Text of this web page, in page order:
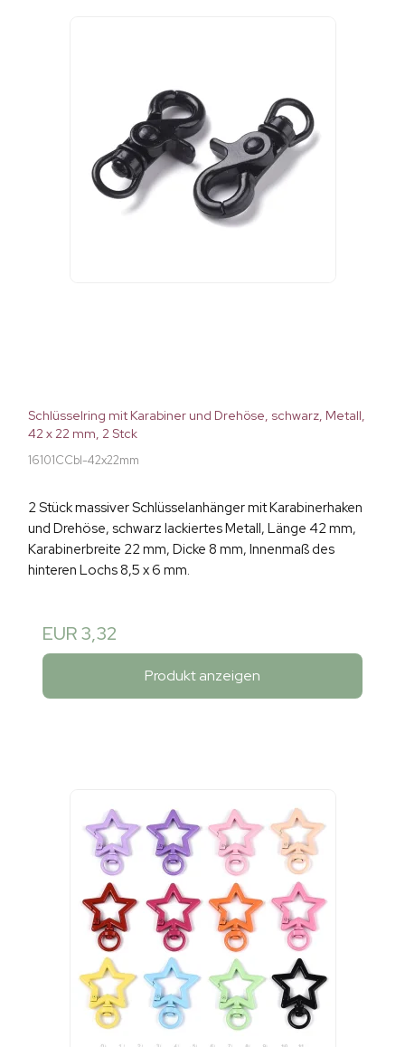
Schlüsselring mit Karabiner und Drehöse, schwarz, Metall,
42 x 22 mm, 2 Stck
16101CCbl-42x22mm
2 Stück massiver Schlüsselanhänger mit Karabinerhaken
und Drehöse, schwarz lackiertes Metall, Länge 42 mm,
Karabinerbreite 22 mm, Dicke 8 mm, Innenmaß des
hinteren Lochs 8,5 x 6 mm.
EUR 3,32
Produkt anzeigen